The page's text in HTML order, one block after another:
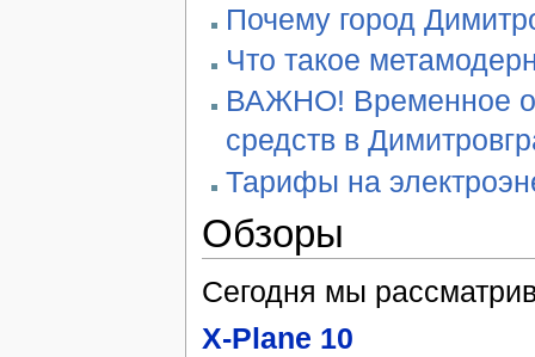
Почему город
Что такое
ВАЖНО! Временное
средств в
Тарифы на
Обзоры
Сегодня мы
X-Plane 10